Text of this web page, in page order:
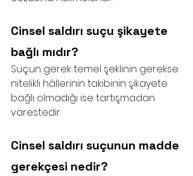
Cinsel saldırı suçu şikayete
bağlı mıdır?
Suçun gerek temel şeklinin gerekse
nitelikli hâllerinin takibinin şikayete
bağlı olmadığı ise tartışmadan
varestedir.
Cinsel saldırı suçunun madde
gerekçesi nedir?